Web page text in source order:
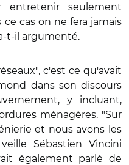
entretenir seulement
cas on ne fera jamais
t-il argumenté.
c'est ce qu'avait
dans son discours
y incluant,
ménagères. "Sur
et nous avons les
Sébastien Vincini
également parlé de